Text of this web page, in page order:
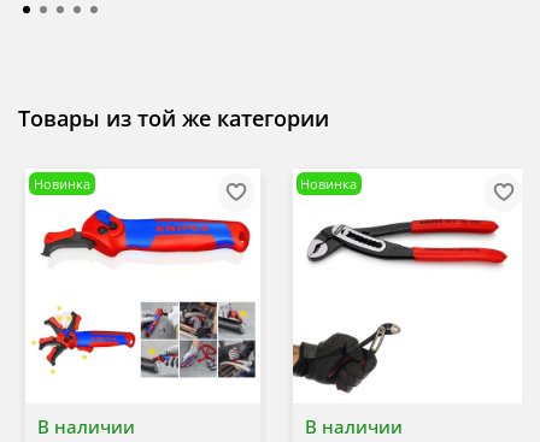
Товары из той же категории
В наличии
Новинка
В наличии
Новинка